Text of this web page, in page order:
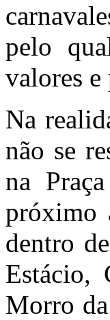
pelo
valores
Na
não se
na
próximo
dentro
Estácio,
Morro